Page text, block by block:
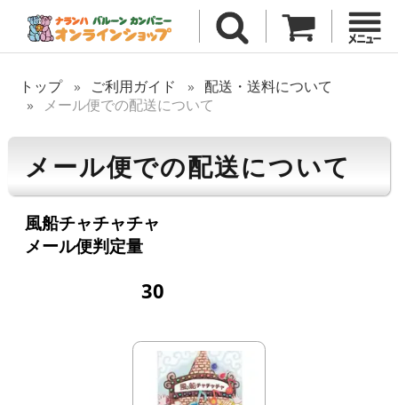
トップ ご利用ガイド
配送・送料について
メール便での配送について
メール便での配送について
風船チャチャチャ
メール便判定量
30